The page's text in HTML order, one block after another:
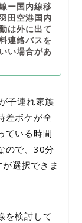
ー国内線移
田空港国内
は外に出て
連絡バスを
い場合があ
子連れ家族
差ボケが全
ている時間
ので、30分
選択できま
を検討して